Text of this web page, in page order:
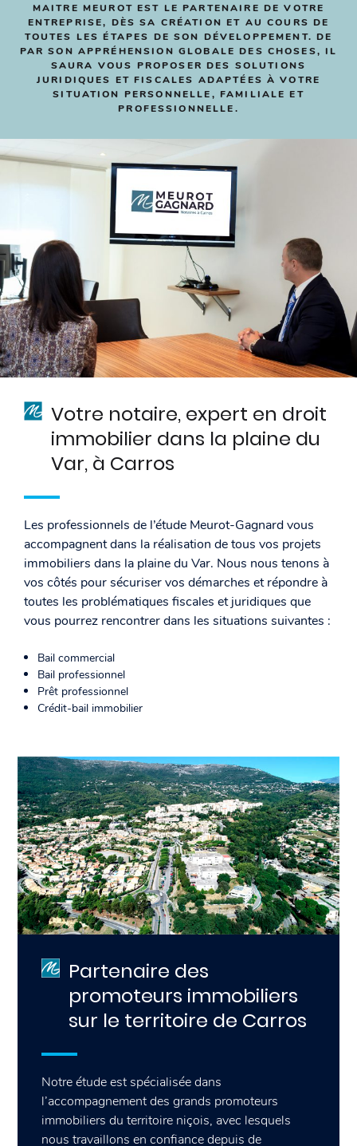
MAITRE MEUROT EST LE PARTENAIRE DE VOTRE
ENTREPRISE, DÈS SA CRÉATION ET AU COURS DE
TOUTES LES ÉTAPES DE SON DÉVELOPPEMENT. DE
PAR SON APPRÉHENSION GLOBALE DES CHOSES, IL
SAURA VOUS PROPOSER DES SOLUTIONS
JURIDIQUES ET FISCALES ADAPTÉES À VOTRE
SITUATION PERSONNELLE, FAMILIALE ET
PROFESSIONNELLE.
Votre notaire, expert en droit
immobilier dans la plaine du
Var, à Carros
Les professionnels de l’étude Meurot-Gagnard vous
accompagnent dans la réalisation de tous vos projets
immobiliers dans la plaine du Var. Nous nous tenons à
vos côtés pour sécuriser vos démarches et répondre à
toutes les problématiques fiscales et juridiques que
vous pourrez rencontrer dans les situations suivantes :
Bail commercial
Bail professionnel
Prêt professionnel
Crédit-bail immobilier
Partenaire des
promoteurs immobiliers
sur le territoire de Carros
Notre étude est spécialisée dans
l’accompagnement des grands promoteurs
immobiliers du territoire niçois, avec lesquels
nous travaillons en confiance depuis de